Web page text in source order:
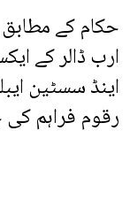
ارب ڈالر کے
اینڈ سسٹین
رقوم فراہم